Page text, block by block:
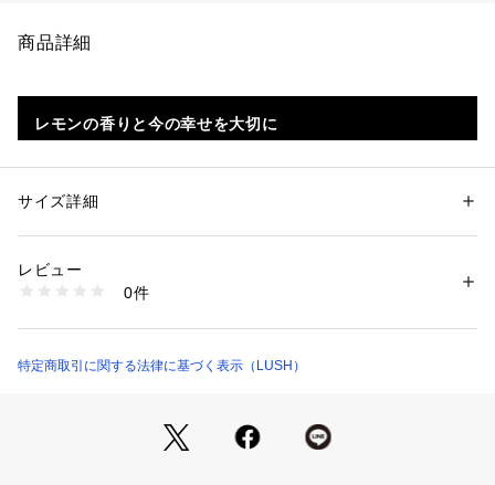
商品詳細
レモンの香りと今の幸せを大切に
爽やかな香りと輝くツヤをお肌にまとわせるシャワージェル
『スクイーズザデイ』のシトラスノートに包まれていると、あ
性別：レディース
コスメ・ビューティー
商品番号：1100500000477 （モール）
サイズ詳細
レビュー
0件
特定商取引に関する法律に基づく表示（LUSH）